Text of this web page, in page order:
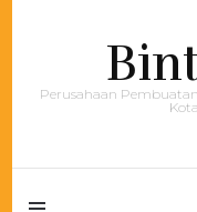
Perusahaan